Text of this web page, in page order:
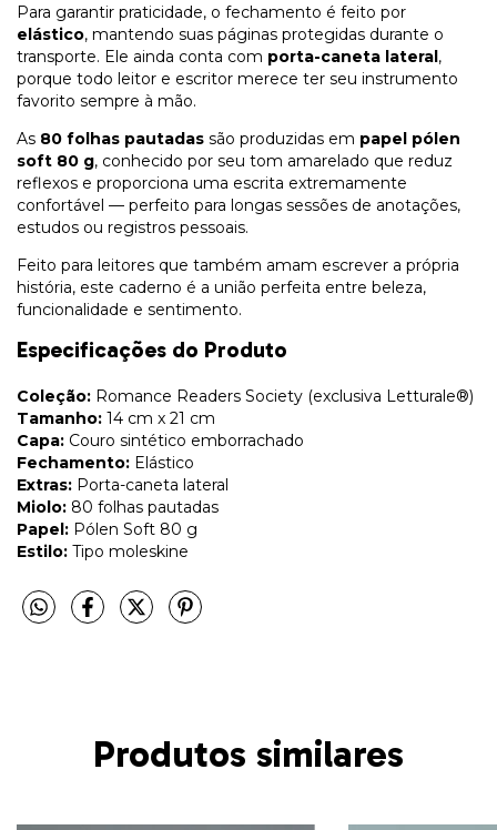
Para garantir praticidade, o fechamento é feito por
elástico, mantendo suas páginas protegidas durante o
transporte. Ele ainda conta com porta-caneta lateral,
porque todo leitor e escritor merece ter seu instrumento
favorito sempre à mão.
As 80 folhas pautadas são produzidas em papel pólen
soft 80 g, conhecido por seu tom amarelado que reduz
reflexos e proporciona uma escrita extremamente
confortável — perfeito para longas sessões de anotações,
estudos ou registros pessoais.
Feito para leitores que também amam escrever a própria
história, este caderno é a união perfeita entre beleza,
funcionalidade e sentimento.
Especificações do Produto
Coleção: Romance Readers Society (exclusiva Letturale®)
Tamanho: 14 cm x 21 cm
Capa: Couro sintético emborrachado
Fechamento: Elástico
Extras: Porta-caneta lateral
Miolo: 80 folhas pautadas
Papel: Pólen Soft 80 g
Estilo: Tipo moleskine
Produtos similares